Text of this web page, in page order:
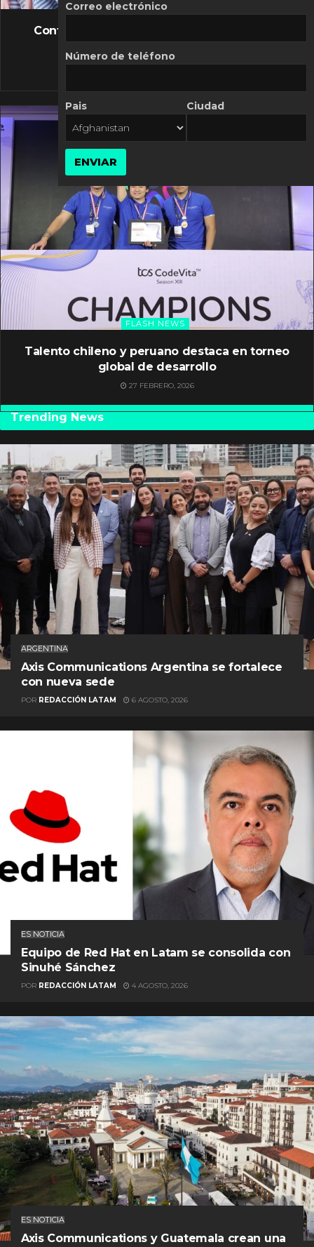
FLASH NEWS
Controversia de Mercado Libre por costos
10 MARZO, 2026
FLASH NEWS
Talento chileno y peruano destaca en torneo
global de desarrollo
27 FEBRERO, 2026
Trending News
ARGENTINA
Axis Communications Argentina se fortalece
con nueva sede
POR REDACCIÓN LATAM 6 AGOSTO, 2026
ES NOTICIA
Equipo de Red Hat en Latam se consolida con
Sinuhé Sánchez
POR REDACCIÓN LATAM 4 AGOSTO, 2026
ES NOTICIA
Axis Communications y Guatemala crean una
Correo electrónico
Número de teléfono
Pais Ciudad
ENVIAR